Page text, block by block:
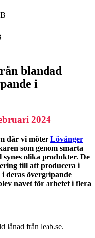
blandad
i
2024
där vi möter Lövånger
som genom smarta
synes olika produkter. De
till att producera i
deras övergripande
navet för arbetet i flera
lånad från leab.se.